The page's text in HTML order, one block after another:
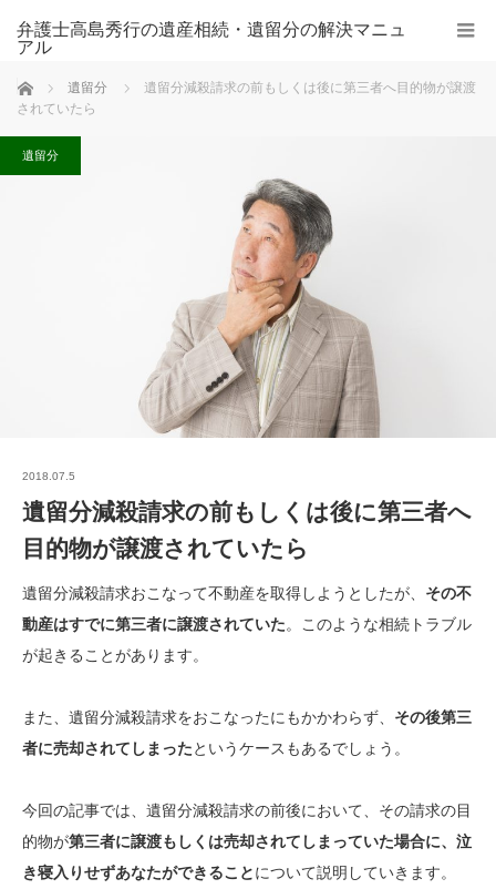
弁護士高島秀行の遺産相続・遺留分の解決マニュ
アル
ホーム 遺留分
遺留分減殺請求の前もしくは後に第三者へ目的物が譲渡
されていたら
遺留分
2018.07.5
遺留分減殺請求の前もしくは後に第三者へ
目的物が譲渡されていたら
遺留分減殺請求おこなって不動産を取得しようとしたが、 その不
動産はすでに第三者に譲渡されていた。
このような相続トラブル
が起きることがあります。
また、遺留分減殺請求をおこなったにもかかわらず、 その後第三
者に売却されてしまったというケースもあるでしょう。
今回の記事では、遺留分減殺請求の前後において、その請求の目
的物が第三者に譲渡もしくは売却されてしまっていた場合に、泣
き寝入りせずあなたができることについて説明していきます。